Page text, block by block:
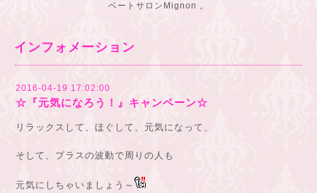
ベートサロンMignon 。
インフォメーション
2016-04-19 17:02:00
☆『元気になろう！』キャンペーン☆
リラックスして、ほぐして、 元気になって、
そして、プラスの波動で周りの人も
元気にしちゃいましょう～